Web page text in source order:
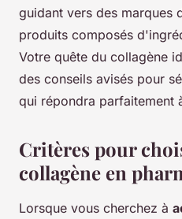
guidant vers des marques
produits composés
Votre quête du collagène
des conseils avisés pour
qui répondra parfaitement
Critères pour
collagène en
Lorsque vous cherchez à